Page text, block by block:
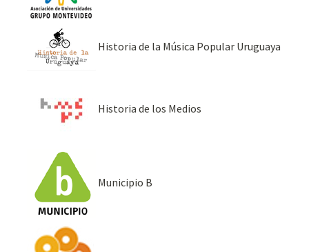
Historia de la Música Popular Uruguaya
Historia de los Medios
Municipio B